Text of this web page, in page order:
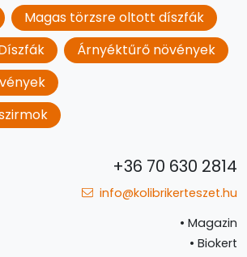
Magas törzsre oltott díszfák
Árnyéktűrő növények
+36 70 630 2814
info@kolibrikerteszet.hu
• Magazin
• Biokert